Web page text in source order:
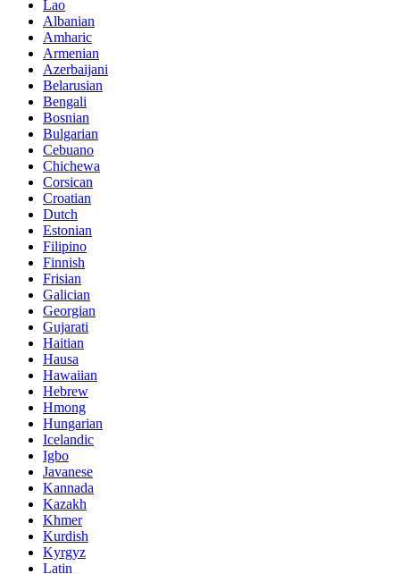
Lao
Albanian
Amharic
Armenian
Azerbaijani
Belarusian
Bengali
Bosnian
Bulgarian
Cebuano
Chichewa
Corsican
Croatian
Dutch
Estonian
Filipino
Finnish
Frisian
Galician
Georgian
Gujarati
Haitian
Hausa
Hawaiian
Hebrew
Hmong
Hungarian
Icelandic
Igbo
Javanese
Kannada
Kazakh
Khmer
Kurdish
Kyrgyz
Latin